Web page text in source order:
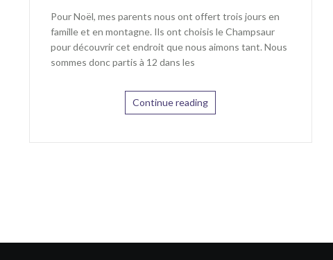
Pour Noël, mes parents nous ont offert trois jours en
famille et en montagne. Ils ont choisis le Champsaur
pour découvrir cet endroit que nous aimons tant. Nous
sommes donc partis à 12 dans les
Continue reading